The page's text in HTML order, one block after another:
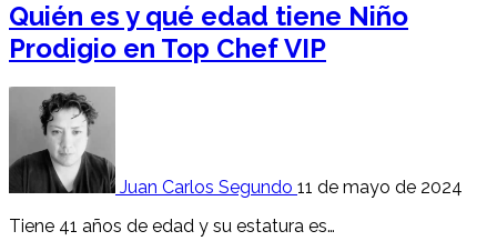
Quién es y qué edad tiene Niño
Prodigio en Top Chef VIP
Juan Carlos Segundo 11 de mayo de 2024
Tiene 41 años de edad y su estatura es…